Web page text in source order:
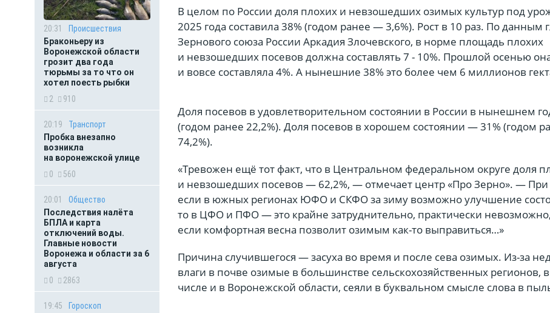
20:31
Происшествия
Браконьеру из
Воронежской области
грозит два года
тюрьмы за то что он
хотел поесть рыбки
2
910
20:19
Транспорт
Пробка внезапно
возникла
на воронежской улице
0
560
20:01
Общество
Последствия налёта
БПЛА и карта
отключений воды.
Главные новости
Воронежа и области за 6
августа
0
2863
19:45
Гороскоп
В целом по России доля плохих и невзошедших озимых культур под
2025 года составила 38% (годом ранее — 3,6%). Рост в 10 раз. По данным
Зернового союза России Аркадия Злочевского, в норме площадь плохих
и невзошедших посевов должна составлять 7 - 10%. Прошлой осенью
и вовсе составляла 4%. А нынешние 38% это более чем 6 миллионов
Доля посевов в удовлетворительном состоянии в России в нынешнем
(годом ранее 22,2%). Доля посевов в хорошем состоянии — 31% (годом
74,2%).
«Тревожен ещё тот факт, что в Центральном федеральном округе доля
и невзошедших посевов — 62,2%, — отмечает центр «Про Зерно». — При
если в южных регионах ЮФО и СКФО за зиму возможно улучшение
то в ЦФО и ПФО — это крайне затруднительно, практически
если комфортная весна позволит озимым как-то выправиться…»
Причина случившегося — засуха во время и после сева озимых. Из-за
влаги в почве озимые в большинстве сельскохозяйственных регионов,
числе и в Воронежской области, сеяли в буквальном смысле слова в